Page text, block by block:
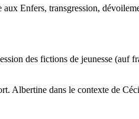
Enfers, transgression,
des fictions de jeunesse (auf
dans le contexte de